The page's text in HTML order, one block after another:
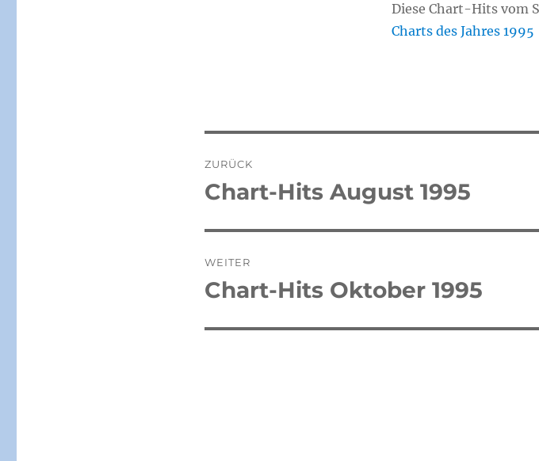
Diese Chart-Hits vom
Charts des Jahres 1995
ZURÜCK
Vorheriger
Chart-Hits August 1995
WEITER
Nächster
Chart-Hits Oktober 1995